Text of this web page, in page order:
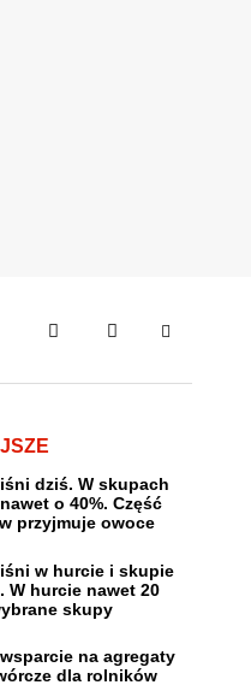
dziś. W skupach
o 40%. Część
przyjmuje owoce
w hurcie i skupie
W hurcie nawet 20
skupy
na agregaty
dla rolników